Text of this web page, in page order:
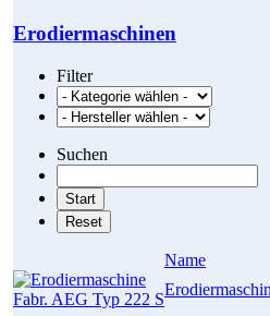
Erodiermaschinen
Filter
Suchen
Name